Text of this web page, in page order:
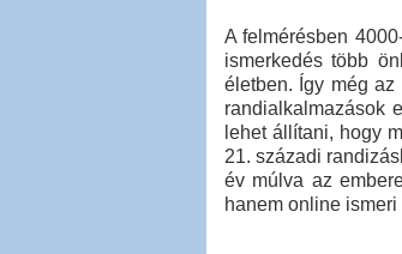
A felmérésben
ismerkedés több
életben. Így még az
randialkalmazások
lehet állítani, hogy
21. századi
év múlva az
hanem online